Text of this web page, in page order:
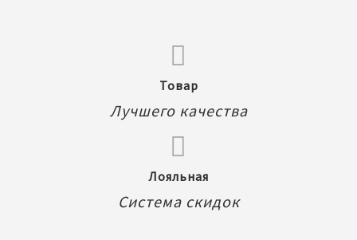
Товар
Лучшего качества
Лояльная
Система скидок